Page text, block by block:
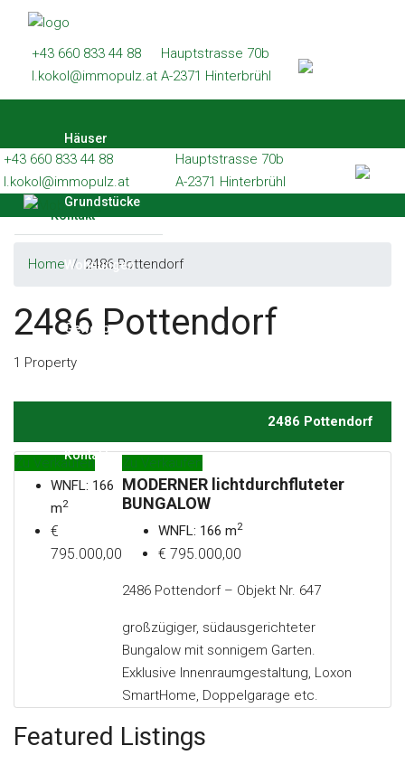
Häuser
Wohnungen
Gewerbe
Referenzen
Kontakt
+43 660 833 44 88
l.kokol@immopulz.at
Hauptstrasse 70b
A-2371 Hinterbrühl
Häuser
Grundstücke
Wohnungen
Gewerbe
Kontakt
+43 660 833 44 88
l.kokol@immopulz.at
Hauptstrasse 70b
A-2371 Hinterbrühl
Home 2486 Pottendorf
2486 Pottendorf
1 Property
2486 Pottendorf
Zu Verkaufen
WNFL: 166
m2
€
795.000,00
Zu Verkaufen
MODERNER lichtdurchfluteter
BUNGALOW
WNFL: 166 m2
€ 795.000,00
2486 Pottendorf – Objekt Nr. 647
großzügiger, südausgerichteter
Bungalow mit sonnigem Garten.
Exklusive Innenraumgestaltung, Loxon
SmartHome, Doppelgarage etc.
Featured Listings